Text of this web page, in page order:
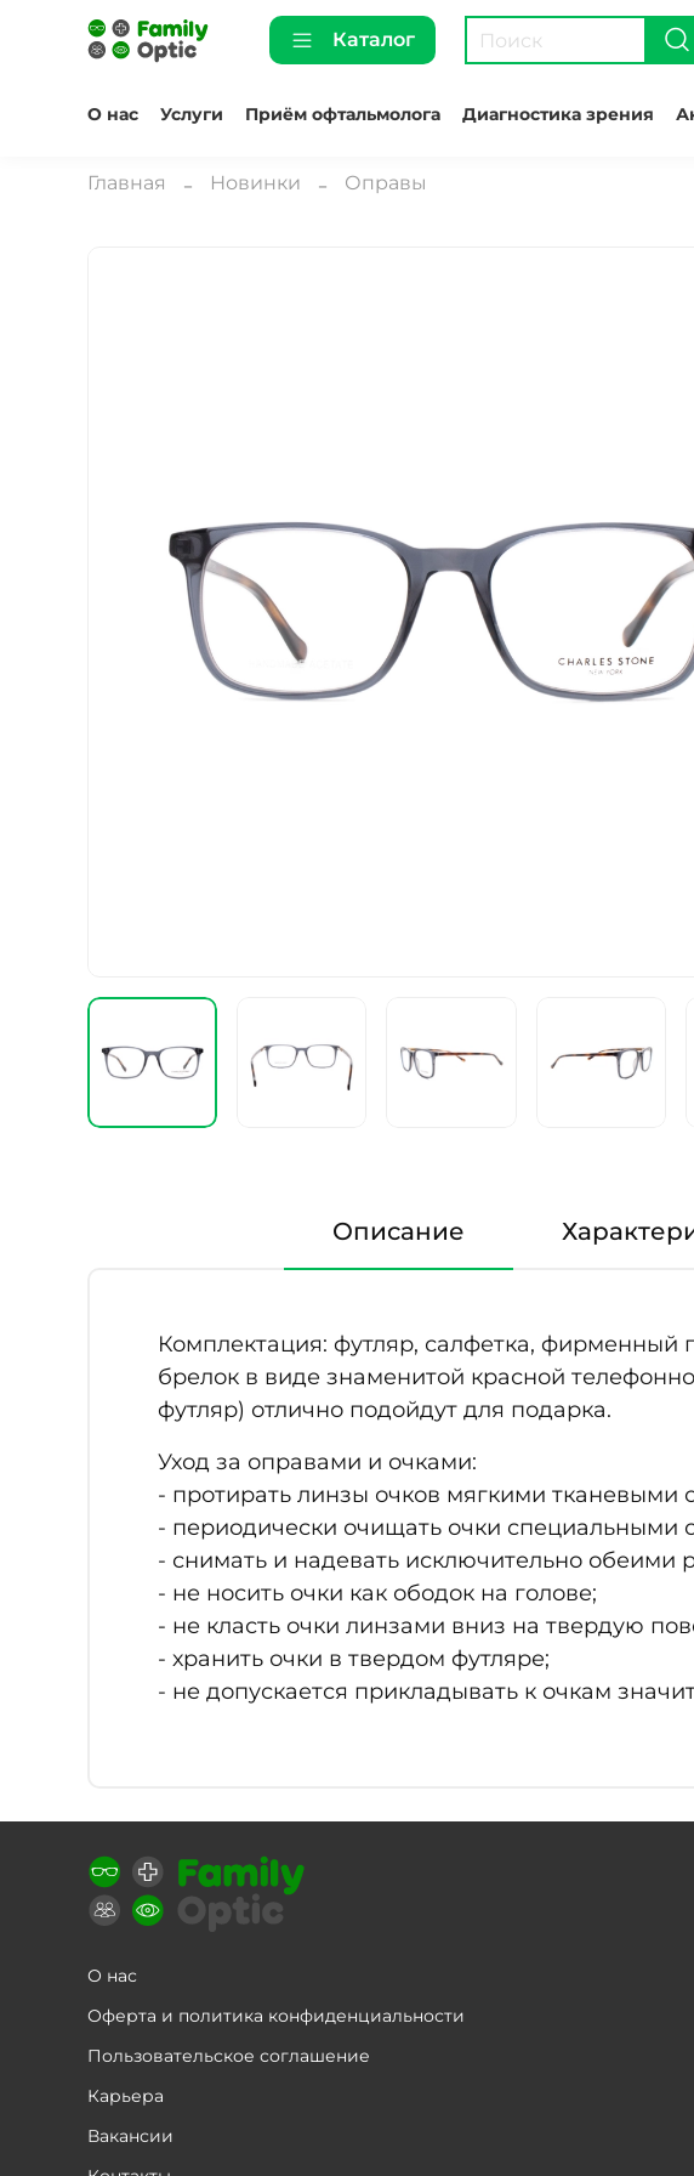
Каталог
О нас Услуги Приём офтальмолога Диагностика зрения
Главная Новинки Оправы
Описание
Комплектация: футляр, салфетка,
брелок в виде знаменитой красной
футляр) отлично подойдут для подарка.
Уход за оправами и очками:
- протирать линзы очков мягкими тканевыми
- периодически очищать очки
- снимать и надевать исключительно обеими
- не носить очки как ободок на голове;
- не класть очки линзами вниз на твердую
- хранить очки в твердом футляре;
- не допускается прикладывать к очкам
О нас
Оферта и политика конфиденциальности
Пользовательское соглашение
Карьера
Вакансии